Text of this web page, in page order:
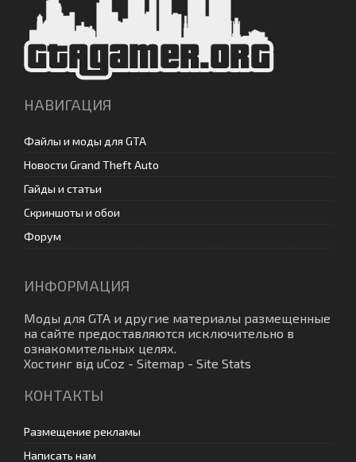
НАВИГАЦИЯ
Файлы и моды для GTA
Новости Grand Theft Auto
Гайды и статьи
Скриншоты и обои
Форум
ИНФОРМАЦИЯ
Моды для GTA и другие материалы размещенные
на сайте предоставляются исключительно в
ознакомительных целях.
Хостинг від uCoz - Sitemap - Site Stats
КОНТАКТЫ
Размещение рекламы
Написать нам